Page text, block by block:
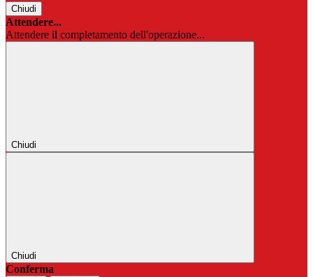
Chiudi
Attendere...
Attendere il completamento dell'operazione...
Chiudi
Chiudi
Conferma